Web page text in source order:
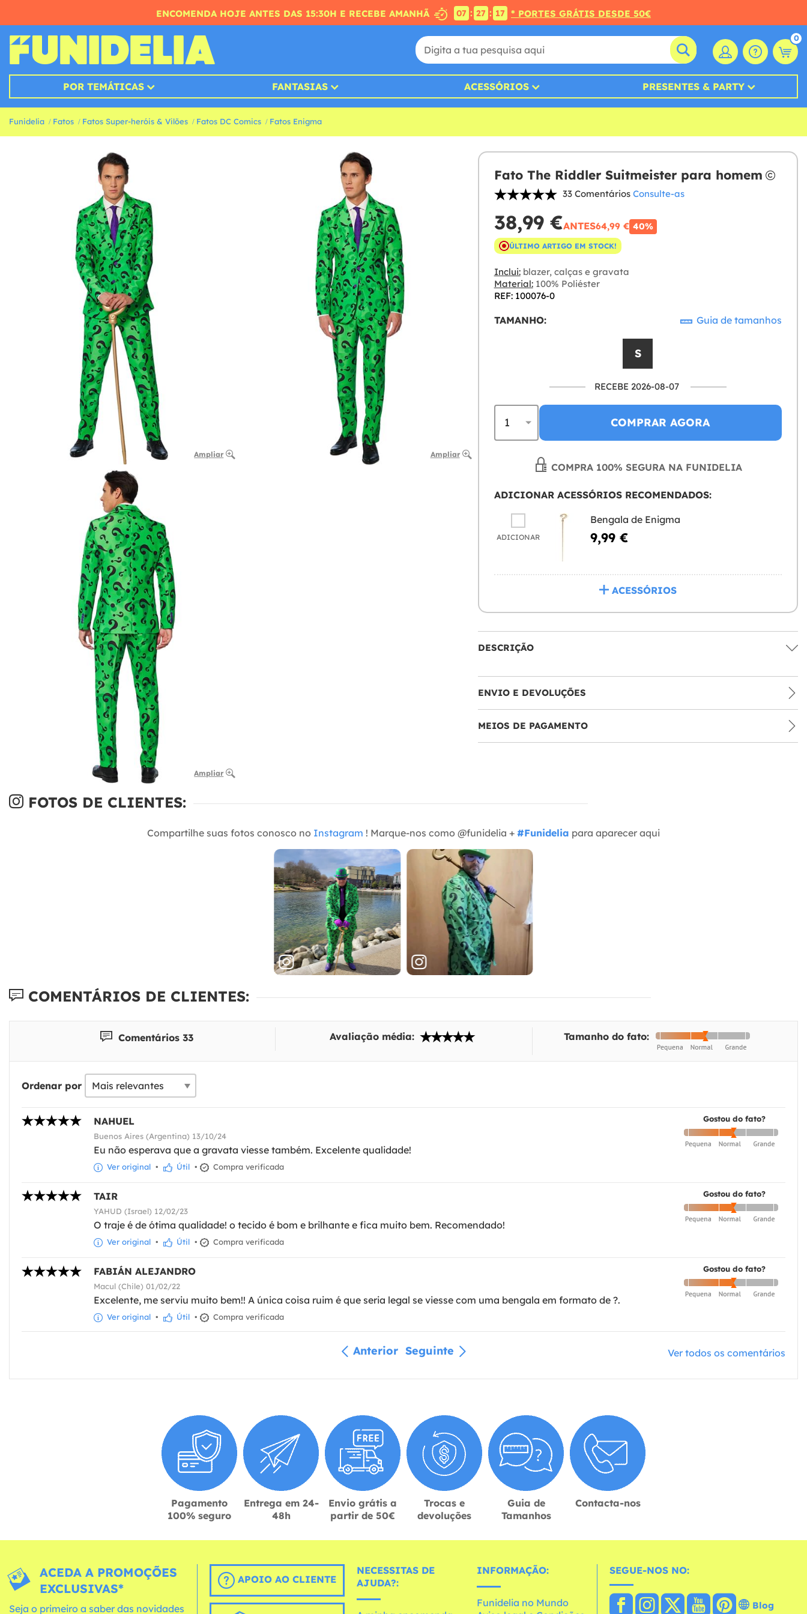
ENCOMENDA HOJE ANTES DAS 15:30H E RECEBE AMANHÃ 07 : 27 : 16 * PORTES GRÁTIS DESDE 50€
0
POR TEMÁTICAS FANTASIAS ACESSÓRIOS PRESENTES & PARTY
Funidelia Fatos Fatos Super-heróis & Vilões Fatos DC Comics Fatos Enigma
Ampliar Ampliar
Ampliar
Fato The Riddler Suitmeister para homem
33 Comentários Consulte-as
38,99 €ANTES64,99 € 40%
ÚLTIMO ARTIGO EM STOCK!
Inclui:blazer, calças e gravata
Material:100% Poliéster
REF: 100076-0
TAMANHO: Guia de tamanhos
S
RECEBE 2026-08-07
COMPRAR AGORA
COMPRA 100% SEGURA NA FUNIDELIA
ADICIONAR ACESSÓRIOS RECOMENDADOS:
ADICIONAR
Bengala de Enigma
9,99 €
ACESSÓRIOS
DESCRIÇÃO
ENVIO E DEVOLUÇÕES
MEIOS DE PAGAMENTO
FOTOS DE CLIENTES:
Compartilhe suas fotos conosco no Instagram ! Marque-nos como @funidelia + #Funidelia para aparecer aqui
COMENTÁRIOS DE CLIENTES:
Comentários 33 Avaliação média: Tamanho do fato:
Ordenar por
Gostou do fato?
NAHUEL
Buenos Aires (Argentina) 13/10/24
Eu não esperava que a gravata viesse também. Excelente qualidade!
Ver original • Útil • Compra verificada
Gostou do fato?
TAIR
YAHUD (Israel) 12/02/23
O traje é de ótima qualidade! o tecido é bom e brilhante e fica muito bem. Recomendado!
Ver original • Útil • Compra verificada
Gostou do fato?
FABIÁN ALEJANDRO
Macul (Chile) 01/02/22
Excelente, me serviu muito bem!! A única coisa ruim é que seria legal se viesse com uma bengala em formato de ?.
Ver original • Útil • Compra verificada
Anterior Seguinte Ver todos os comentários
Pagamento
100% seguro
Entrega em 24-
48h
Envio grátis a
partir de 50€
Trocas e
devoluções
Guia de
Tamanhos
Contacta-nos
ACEDA A PROMOÇÕES
EXCLUSIVAS*
Seja o primeiro a saber das novidades
APOIO AO CLIENTE
NECESSITAS DE
AJUDA?:
INFORMAÇÃO:
Funidelia no Mundo
SEGUE-NOS NO:
Blog